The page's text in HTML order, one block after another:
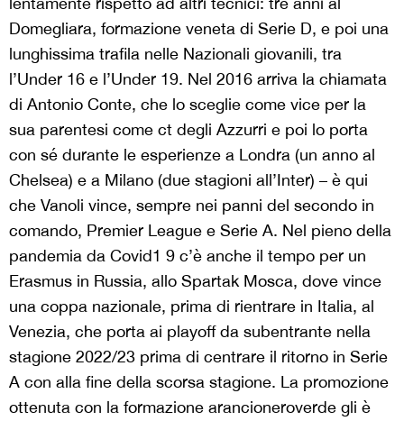
Domegliara, formazione veneta di Serie D, e poi una
lunghissima trafila nelle Nazionali giovanili, tra
l’Under 16 e l’Under 19. Nel 2016 arriva la chiamata
di Antonio Conte, che lo sceglie come vice per la
sua parentesi come ct degli Azzurri e poi lo porta
con sé durante le esperienze a Londra (un anno al
Chelsea) e a Milano (due stagioni all’Inter) – è qui
che Vanoli vince, sempre nei panni del secondo in
comando, Premier League e Serie A. Nel pieno della
pandemia da Covid1 9 c’è anche il tempo per un
Erasmus in Russia, allo Spartak Mosca, dove vince
una coppa nazionale, prima di rientrare in Italia, al
Venezia, che porta ai playoff da subentrante nella
stagione 2022/23 prima di centrare il ritorno in Serie
A con alla fine della scorsa stagione. La promozione
ottenuta con la formazione arancioneroverde gli è